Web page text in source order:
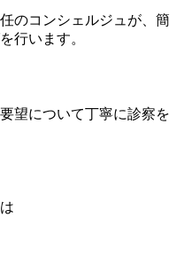
のコンシェルジュが、簡
行います。
望について丁寧に診察を